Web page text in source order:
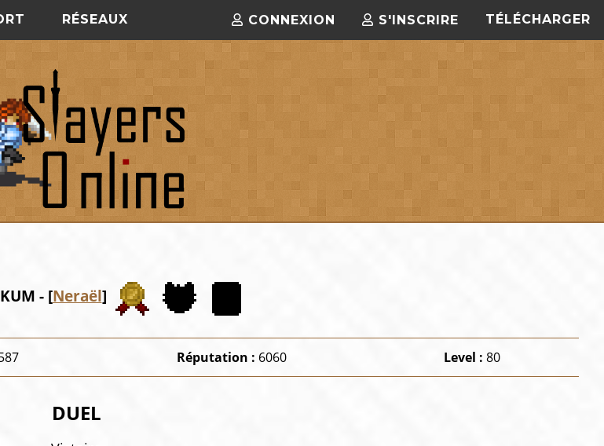
RÉSEAUX TÉLÉCHARGER
S'INSCRIRE
CONNEXION
- [Neraël]
Réputation : 6060 Level : 80
DUEL